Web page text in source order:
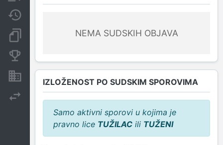
Dokumenti i objave
Nekretnine i imovina
NEMA SUDSKIH OBJAVA
IZLOŽENOST PO SUDSKIM SPOROVIMA
Samo aktivni sporovi u kojima je
pravno lice TUŽILAC ili TUŽENI